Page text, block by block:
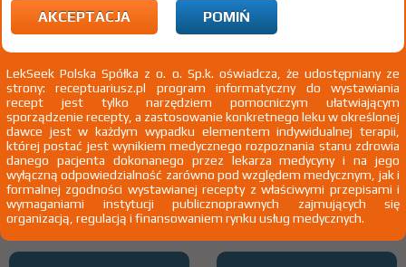
zapalenie oskrzeli
2)
4) Pacjenci do ukończenia 18 roku życia
Wszystkie dawki leku ATC
AKCEPTACJA POMIŃ
LekSeek Polska Spółka z o. o. Sp.k. oświadcza, że udostępniany ze
strony: receptuariusz.pl program informatyczny do wystawiania
recept jest tylko narzędziem pomocniczym ułatwiającym
sporządzenie recepty, a zastosowanie konkretnego leku w określonej
dawce jest w każdym wypadku elementem indywidualnej terapii,
której postać jest wynikiem medycznego rozpoznania stanu zdrowia
danego pacjenta dokonanego przez lekarza medycyny i na jego
wyłączną odpowiedzialność zarówno pod względem medycznym, jak i
formalnej zgodności wystawianej recepty z właściwymi przepisami i
wymaganiami instytucji publicznoprawnych zajmujących się
organizacją, regulacją i finansowaniem rynku usług medycznych.